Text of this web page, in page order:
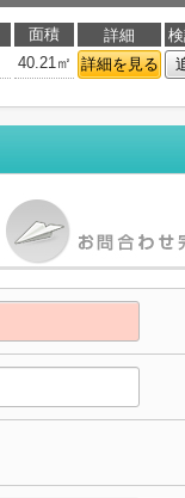
面積 詳細
40.21㎡ 詳細を見る